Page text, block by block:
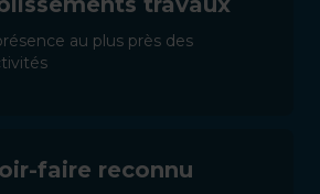
au plus près des
faire reconnu